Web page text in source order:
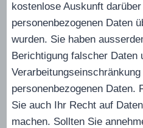
kostenlose Auskunft
personenbezogenen Daten
wurden. Sie haben
Berichtigung falscher Daten
personenbezogenen Daten.
Sie auch Ihr Recht auf
machen. Sollten Sie